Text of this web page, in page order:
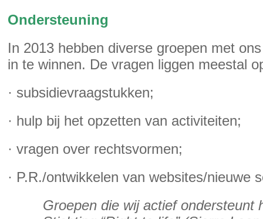
Ondersteuning
In 2013 hebben diverse groepen met
in te winnen. De vragen liggen meestal
· subsidievraagstukken;
· hulp bij het opzetten van activiteiten;
· vragen over rechtsvormen;
· P.R./ontwikkelen van websites/nieuwe
Groepen die wij actief ondersteunt